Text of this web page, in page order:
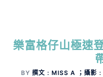
樂富格仔山極速
BY 撰文﹕MISS A ；攝影